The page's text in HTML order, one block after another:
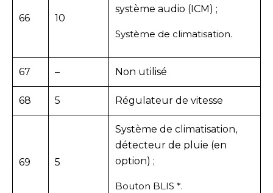
66 10
système audio (ICM) ;
Système de climatisation.
67 – Non utilisé
68 5 Régulateur de vitesse
69 5
Système de climatisation,
détecteur de pluie (en
option) ;
Bouton BLIS *.